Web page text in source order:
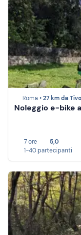
Roma •27 km da
Noleggio e-bike
7 ore
5,0
1-40 partecipanti